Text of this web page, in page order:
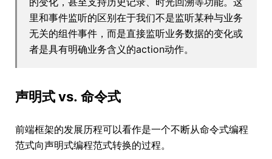
里和事件监听的区别在于我们不是监听某种与业务
无关的组件事件，而是直接监听业务数据的变化或
者是具有明确业务含义的action动作。
声明式 vs. 命令式
前端框架的发展历程可以看作是一个不断从命令式编程
范式向声明式编程范式转换的过程。